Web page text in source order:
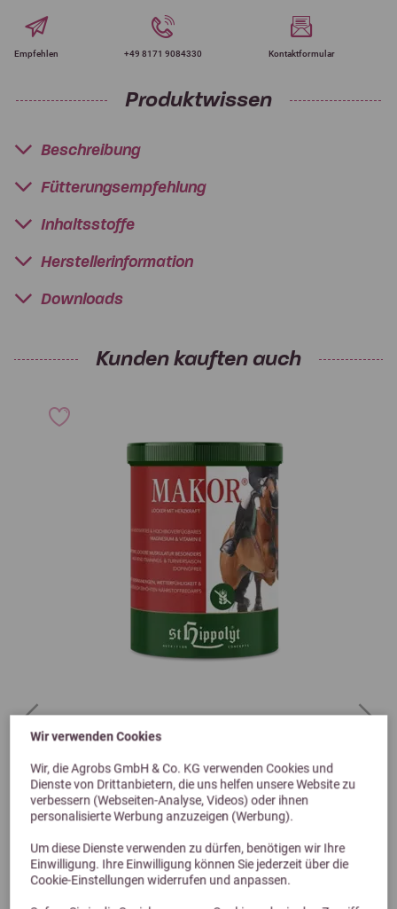
Wir verwenden Cookies
Wir, die Agrobs GmbH & Co. KG verwenden Cookies und
Dienste von Drittanbietern, die uns helfen unsere Website zu
verbessern (Webseiten-Analyse, Videos) oder ihnen
personalisierte Werbung anzuzeigen (Werbung).
Um diese Dienste verwenden zu dürfen, benötigen wir Ihre
Einwilligung. Ihre Einwilligung können Sie jederzeit über die
Cookie-Einstellungen widerrufen und anpassen.
Empfehlen +49 8171 9084330 Kontaktformular
Produktwissen
Beschreibung
Fütterungsempfehlung
Inhaltsstoffe
Herstellerinformation
Downloads
Kunden kauften auch
St. Hippolyt SH Makor 1kg
Hochbioverfügbares Magnesium, Vitamin E und ausgesuchte
Kräuter
33,50 €
Previous Next